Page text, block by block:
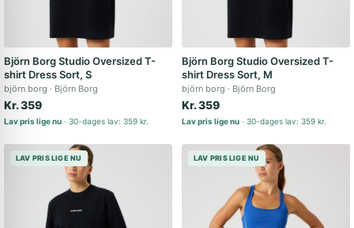
Björn Borg Studio Oversized T-
shirt Dress Sort, S
björn borg Björn Borg
Kr. 359
Lav pris lige nu 30-dages lav: 359 kr.
Björn Borg Studio Oversized T-
shirt Dress Sort, M
björn borg Björn Borg
Kr. 359
Lav pris lige nu 30-dages lav: 359 kr.
LAV PRIS LIGE NU LAV PRIS LIGE NU